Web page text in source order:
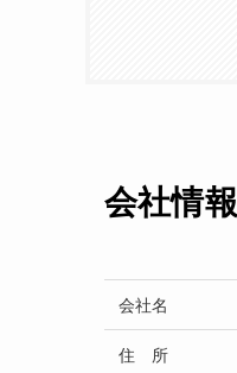
会社情報
会社名
住 所